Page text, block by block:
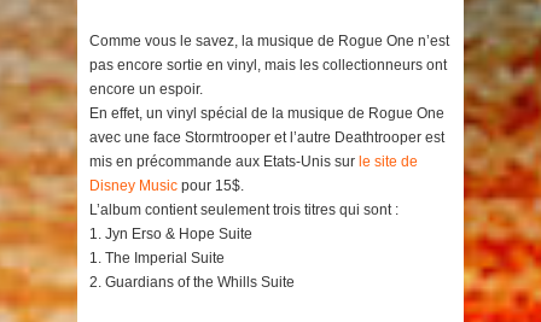
Comme vous le savez, la musique de Rogue One n’est
pas encore sortie en vinyl, mais les collectionneurs ont
encore un espoir.
En effet, un vinyl spécial de la musique de Rogue One
avec une face Stormtrooper et l’autre Deathtrooper est
mis en précommande aux Etats-Unis sur le site de
Disney Music pour 15$.
L’album contient seulement trois titres qui sont :
1. Jyn Erso & Hope Suite
1. The Imperial Suite
2. Guardians of the Whills Suite